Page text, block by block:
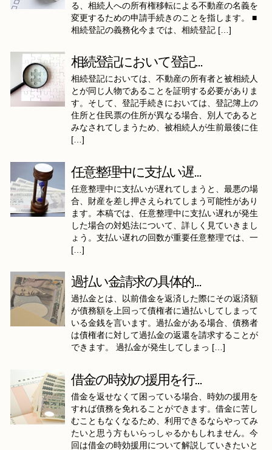
る、相続人への所有権移転による不動産の名義を
変更するための申請手続きのことを指します。 ■
相続登記の義務化今までは、相続登記 […]
相続登記において登記...
相続登記においては、不動産の所有者と被相続人
とが同じ人物であることを証明する必要がありま
す。そして、登記手続きにおいては、登記簿上の
住所と住民票の住所が異なる場合、別人であると
みなされてしまうため、被相続人が生前最後に住
[…]
任意整理中に支払い遅...
任意整理中に支払いが遅れてしまうと、最悪の場
合、財産を差し押さえられてしまう可能性があり
ます。本稿では、任意整理中に支払い遅れが発生
した場合の対処法について、詳しく見ていきまし
ょう。支払い遅れの回数が重要任意整理では、一
[…]
過払い金請求の具体的...
過払金とは、以前借金を返済した際にその返済額
が債務額を上回って債権者に過払いしてしまって
いる金銭を言います。過払金がある場合、債務者
は債権者に対して過払金の返還を請求することが
できます。 過払金が発生してしまっ […]
借金の時効の援用を行...
借金を返せなくて困っている場合、時効の援用を
すれば債務を免れることができます。借金に苦し
むこともなくなるため、利用できるならやってみ
たいと思う方もいらっしゃるかもしれません。今
回は借金の時効援用について解説していきたいと